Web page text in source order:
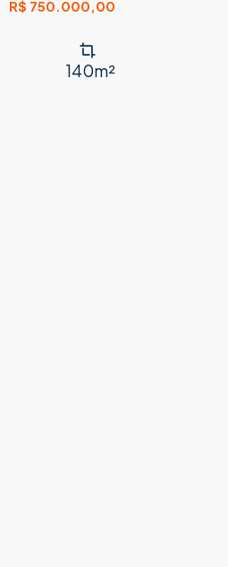
R$ 750.000,00
140m²